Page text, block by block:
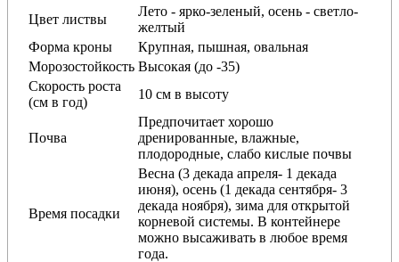
Цвет листвы
Лето - ярко-зеленый, осень - светло-
желтый
Форма кроны
Крупная, пышная, овальная
Морозостойкость Высокая (до -35)
Скорость роста
(см в год)
10 см в высоту
Почва
Предпочитает хорошо
дренированные, влажные,
плодородные, слабо кислые почвы
Время посадки
Весна (3 декада апреля- 1 декада
июня), осень (1 декада сентября- 3
декада ноября), зима для открытой
корневой системы. В контейнере
можно высаживать в любое время
года.